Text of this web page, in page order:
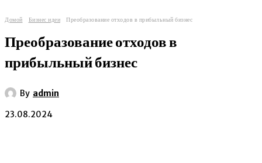
Домой Бизнес идеи Преобразование отходов в прибыльный бизнес
Преобразование отходов в
прибыльный бизнес
By admin
23.08.2024